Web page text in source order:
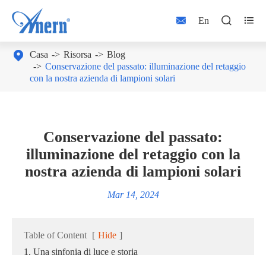
 En  
 Casa Risorsa
Blog
Conservazione del passato: illuminazione del retaggio
con la nostra azienda di lampioni solari
Conservazione del passato:
illuminazione del retaggio con la
nostra azienda di lampioni solari
Mar 14, 2024
Table of Content [ Hide ]
1. Una sinfonia di luce e storia